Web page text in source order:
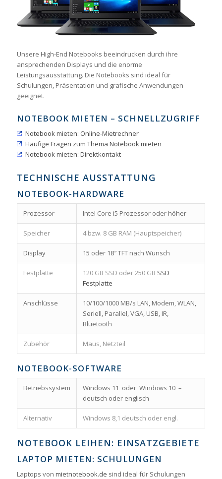
Unsere High-End Notebooks beeindrucken durch ihre
ansprechenden Displays und die enorme
Leistungsausstattung. Die Notebooks sind ideal für
Schulungen, Präsentation und grafische Anwendungen
geeignet.
NOTEBOOK MIETEN – SCHNELLZUGRIFF
Notebook mieten: Online-Mietrechner
Häufige Fragen zum Thema Notebook mieten
Notebook mieten: Direktkontakt
TECHNISCHE AUSSTATTUNG
NOTEBOOK-HARDWARE
Prozessor Intel Core i5 Prozessor oder höher
Speicher 4 bzw. 8 GB RAM (Hauptspeicher)
Display 15 oder 18″ TFT nach Wunsch
Festplatte 120 GB SSD oder 250 GB SSD
Festplatte
Anschlüsse
10/100/1000 MB/s LAN, Modem, WLAN,
Seriell, Parallel, VGA, USB, IR,
Bluetooth
Zubehör Maus, Netzteil
NOTEBOOK-SOFTWARE
Betriebssystem
Windows 11 oder Windows 10 –
deutsch oder englisch
Alternativ Windows 8,1 deutsch oder engl.
NOTEBOOK LEIHEN: EINSATZGEBIETE
LAPTOP MIETEN: SCHULUNGEN
Laptops von mietnotebook.de sind ideal für Schulungen